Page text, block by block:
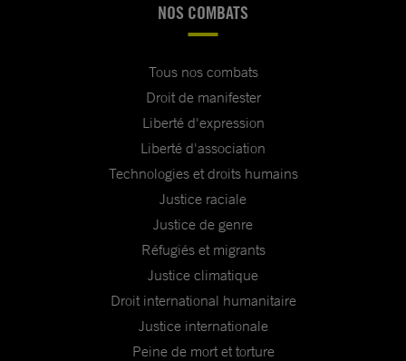
NOS COMBATS
Tous nos combats
Droit de manifester
Liberté d'expression
Liberté d'association
Technologies et droits humains
Justice raciale
Justice de genre
Réfugiés et migrants
Justice climatique
Droit international humanitaire
Justice internationale
Peine de mort et torture